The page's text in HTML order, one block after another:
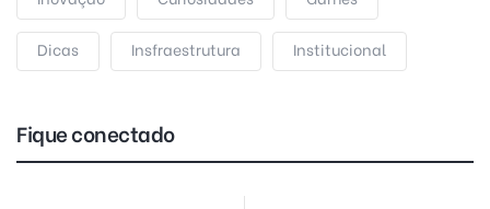
Dicas Insfraestrutura Institucional
Fique conectado